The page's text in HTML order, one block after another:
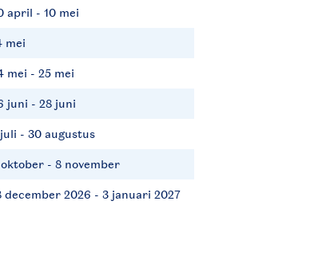
april - 10 mei
mei
mei - 25 mei
juni - 28 juni
- 30 augustus
- 8 november
december 2026 - 3 januari 2027